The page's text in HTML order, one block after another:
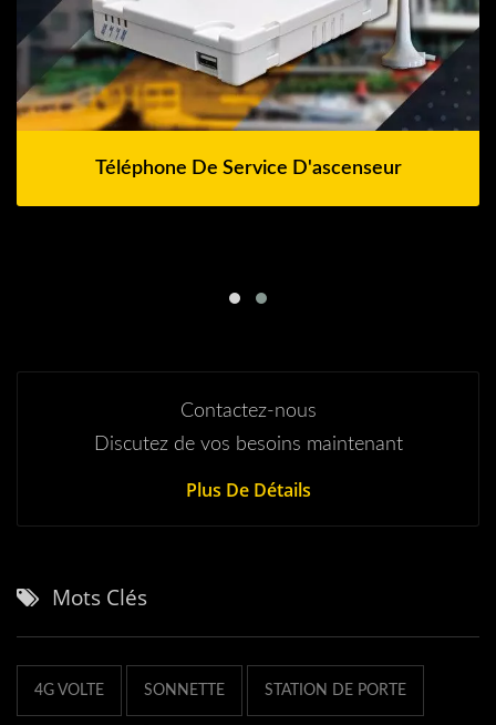
Téléphone De Service D'ascenseur
Contactez-nous
Discutez de vos besoins maintenant
Plus De Détails
Mots Clés
4G VOLTE SONNETTE STATION DE PORTE